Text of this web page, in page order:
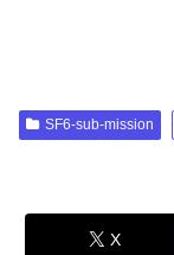
SF6-sub-mission
X